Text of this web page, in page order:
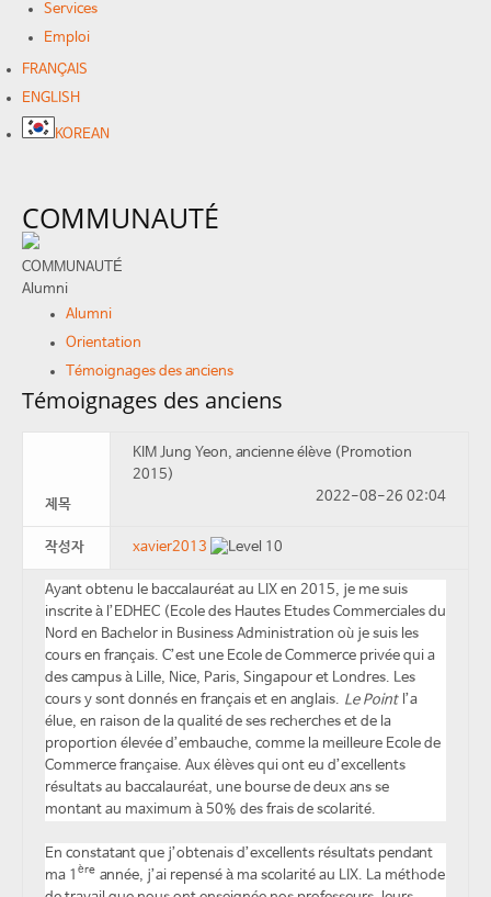
Services
Emploi
FRANÇAIS
ENGLISH
KOREAN
COMMUNAUTÉ
COMMUNAUTÉ
Alumni
Alumni
Orientation
Témoignages des anciens
Témoignages des anciens
제목
KIM Jung Yeon, ancienne élève (Promotion
2015)
2022-08-26 02:04
작성자 xavier2013
Ayant obtenu le baccalauréat au LIX en 2015, je me suis
inscrite à l’EDHEC (Ecole des Hautes Etudes Commerciales du
Nord en Bachelor in Business Administration où je suis les
cours en français. C’est une Ecole de Commerce privée qui a
des campus à Lille, Nice, Paris, Singapour et Londres. Les
cours y sont donnés en français et en anglais. Le Point l’a
élue, en raison de la qualité de ses recherches et de la
proportion élevée d’embauche, comme la meilleure Ecole de
Commerce française. Aux élèves qui ont eu d’excellents
résultats au baccalauréat, une bourse de deux ans se
montant au maximum à 50% des frais de scolarité.
En constatant que j’obtenais d’excellents résultats pendant
ma 1 ère année, j’ai repensé à ma scolarité au LIX. La méthode